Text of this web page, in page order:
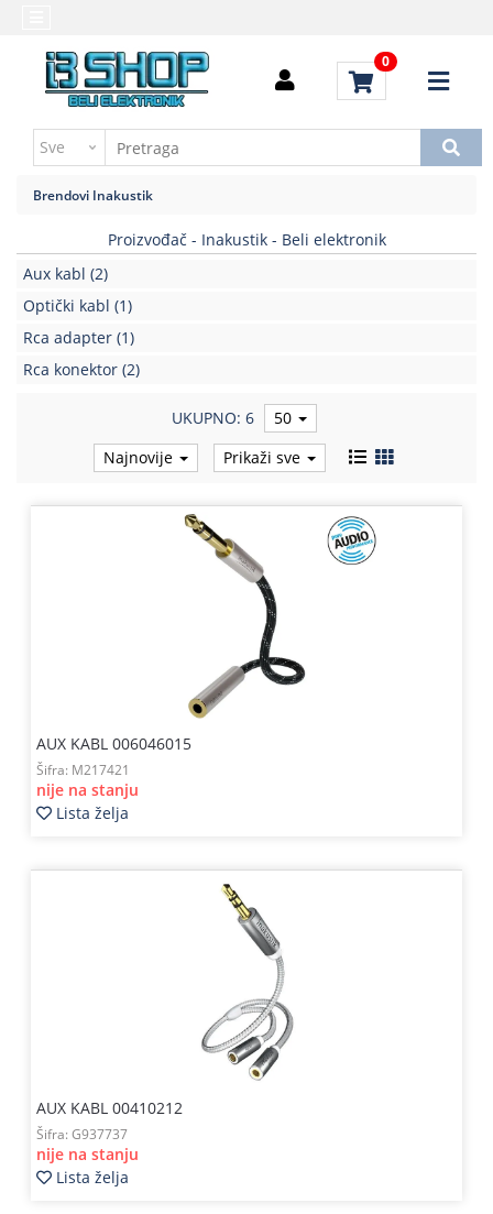
0
Baterija,punjač
Elektromehaničke
komponente
Elektronske
komponente
Strujni
program
Brendovi
Uputstvo
kupovinu
slanja
Brendovi Inakustik
Proizvođač - Inakustik - Beli elektronik
Aux kabl (2)
Optički kabl (1)
Rca adapter (1)
Rca konektor (2)
UKUPNO: 6
50
Najnovije
Prikaži sve
AUX KABL 006046015
Šifra: M217421
nije na stanju
Lista želja
AUX KABL 00410212
Šifra: G937737
nije na stanju
Lista želja